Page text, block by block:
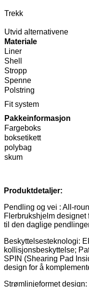
Trekk
Utvid alternativene
Materiale
Liner
Shell
Stropp
Spenne
Polstring
Fit system
Pakkeinformasjon
Fargeboks
boksetikett
polybag
skum
Produktdetaljer:
Pendling og vei : All-
Flerbrukshjelm
til den daglige
Beskyttelsesteknologi:
kollisjonsbeskyttelse;
SPIN (Shearing Pad
design for å
Strømlinjeformet